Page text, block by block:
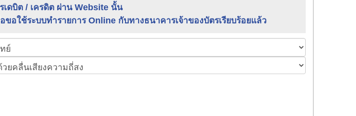
เดบิต / เครดิต ผ่าน Website นั้น
อใช้ระบบทำรายการ Online กับทางธนาคารเจ้าของบัตรเรียบร้อยแล้ว